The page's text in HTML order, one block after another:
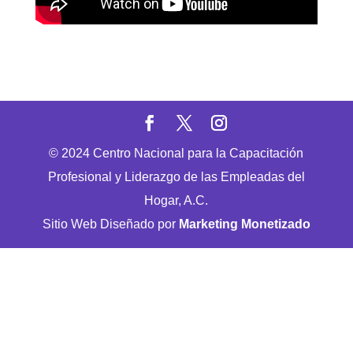
© 2024 Centro Nacional para la Capacitación
Profesional y Liderazgo de las Empleadas del
Hogar, A.C.
Sitio Web Diseñado por Marketing Monetizado